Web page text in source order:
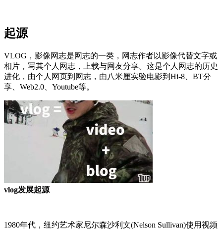
起源
VLOG，影像网志是网志的一类，网志作者以影像代替文字或
相片，写其个人网志，上载与网友分享。这是个人网志的历史
进化，由个人网页到网志，由八米厘实验电影到Hi-8、BT分
享、Web2.0、Youtube等。
vlog发展起源
1980年代，纽约艺术家尼尔森沙利文(Nelson Sullivan)使用视频